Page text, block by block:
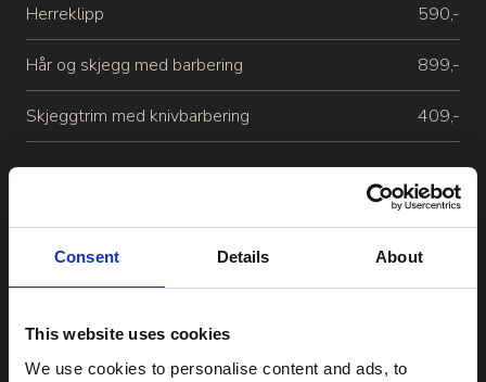
Consent Details About
This website uses cookies
We use cookies to personalise content and ads, to
Herreklipp 590,-
Hår og skjegg med barbering 899,-
Skjeggtrim med knivbarbering 409,-
*Få 15% med studentrabatt